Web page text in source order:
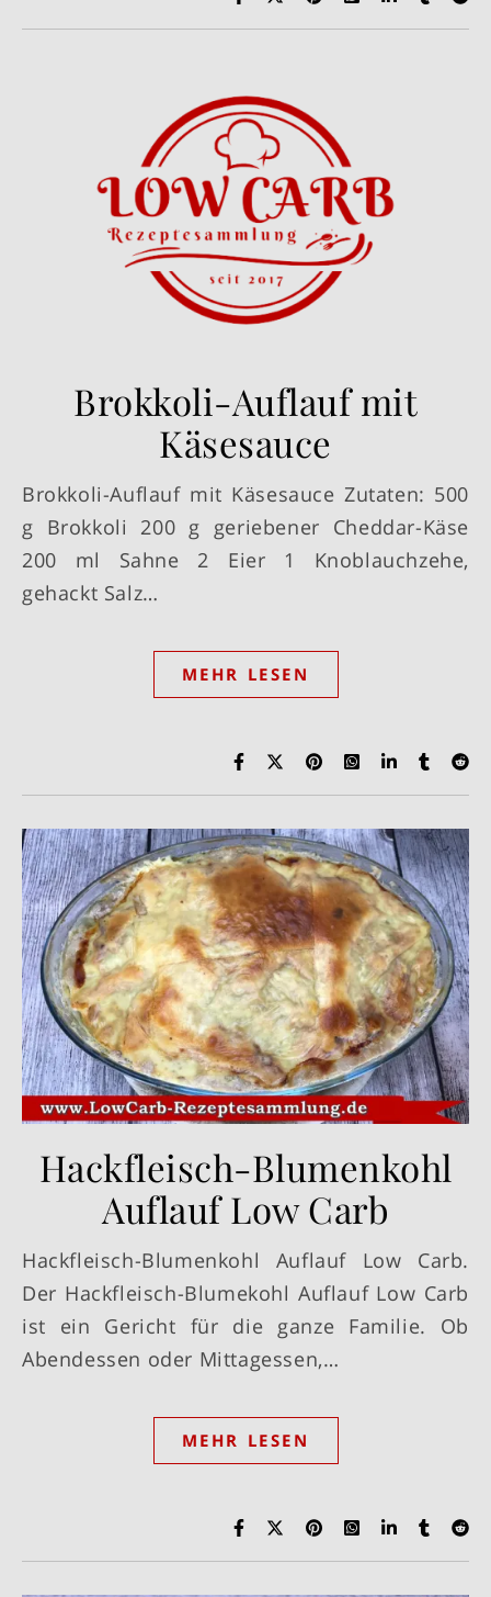
Brokkoli-Auflauf mit
Käsesauce
Brokkoli-Auflauf mit Käsesauce Zutaten: 500
g Brokkoli 200 g geriebener Cheddar-Käse
200 ml Sahne 2 Eier 1 Knoblauchzehe,
gehackt Salz…
MEHR LESEN
Hackfleisch-Blumenkohl
Auflauf Low Carb
Hackfleisch-Blumenkohl Auflauf Low Carb.
Der Hackfleisch-Blumekohl Auflauf Low Carb
ist ein Gericht für die ganze Familie. Ob
Abendessen oder Mittagessen,…
MEHR LESEN